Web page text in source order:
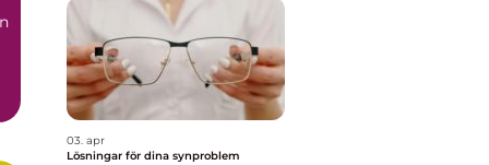
03. apr
Lösningar för dina synproblem